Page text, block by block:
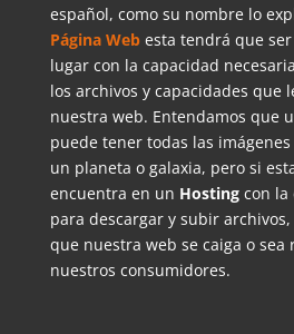
español, como su nombre lo
Página Webesta tendrá que
lugar con la capacidad
los archivos y capacidades que
nuestra web. Entendamos que
puede tener todas las
un planeta o galaxia, pero si
encuentra en un Hostingcon la
para descargar y subir
que nuestra web se caiga o sea
nuestros consumidores.